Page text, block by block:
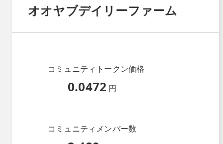
オオヤブデイリーファーム
コミュニティトークン価格
0.0472 円
コミュニティメンバー数